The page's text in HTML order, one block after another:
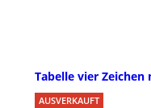
Tabelle vier
AUSVERKAUFT